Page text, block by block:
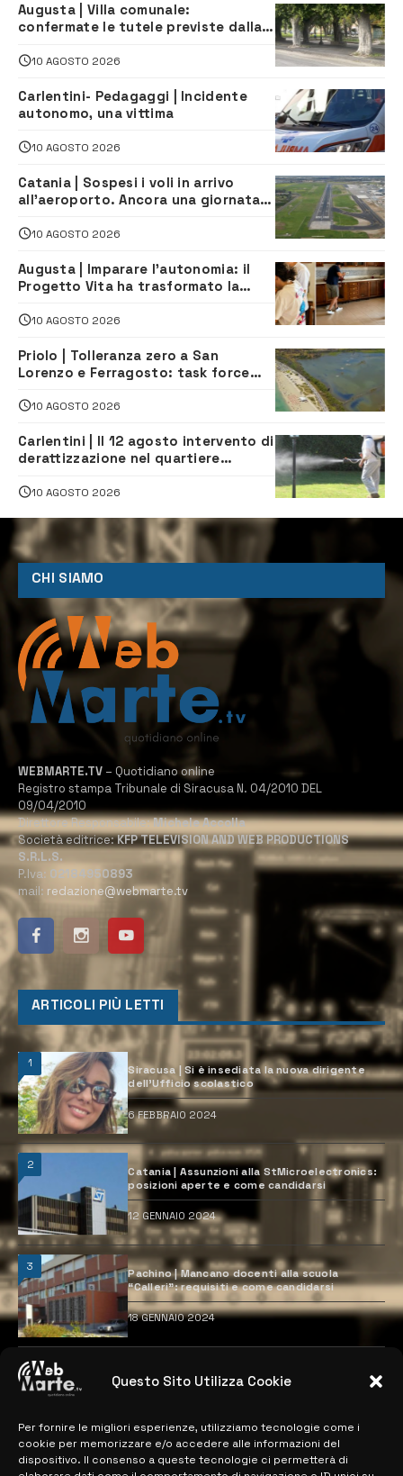
Questo Sito Utilizza Cookie
Per fornire le migliori esperienze, utilizziamo tecnologie come i
cookie per memorizzare e/o accedere alle informazioni del
dispositivo. Il consenso a queste tecnologie ci permetterà di
Augusta | Villa comunale:
confermate le tutele previste dalla
10 AGOSTO 2026
Carlentini- Pedagaggi | Incidente
autonomo, una vittima
10 AGOSTO 2026
Catania | Sospesi i voli in arrivo
all’aeroporto. Ancora una giornata
10 AGOSTO 2026
Augusta | Imparare l’autonomia: il
Progetto Vita ha trasformato la
indipendenza
10 AGOSTO 2026
Priolo | Tolleranza zero a San
Lorenzo e Ferragosto: task force
navette gratuite
10 AGOSTO 2026
Carlentini | Il 12 agosto intervento di
derattizzazione nel quartiere
10 AGOSTO 2026
CHI SIAMO
WEBMARTE.TV – Quotidiano online
Registro stampa Tribunale di Siracusa N. 04/2010 DEL
09/04/2010
Direttore Responsabile:Michele Accolla
Società editrice:KFP TELEVISION AND WEB PRODUCTIONS
S.R.L.S.
P.Iva: 02184950893
mail: redazione@webmarte.tv
ARTICOLI PIÙ LETTI
1
Siracusa | Si è insediata la nuova dirigente
dell’Ufficio scolastico
6 FEBBRAIO 2024
2
Catania | Assunzioni alla StMicroelectronics:
posizioni aperte e come candidarsi
12 GENNAIO 2024
3
Pachino | Mancano docenti alla scuola
“Calleri”: requisiti e come candidarsi
18 GENNAIO 2024
4
Catania | Opportunità di lavoro con St
Microelectronics: centinaia di assunzioni